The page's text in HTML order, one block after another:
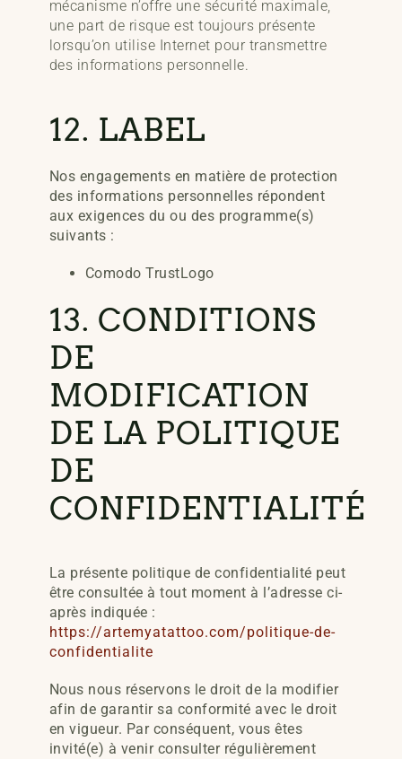
mécanisme n’offre une sécurité maximale,
une part de risque est toujours présente
lorsqu’on utilise Internet pour transmettre
des informations personnelle.
12. LABEL
Nos engagements en matière de protection
des informations personnelles répondent
aux exigences du ou des programme(s)
suivants :
Comodo TrustLogo
13. CONDITIONS
DE
MODIFICATION
DE LA POLITIQUE
DE
CONFIDENTIALITÉ
La présente politique de confidentialité peut
être consultée à tout moment à l’adresse ci-
après indiquée :
https://artemyatattoo.com/politique-de-
confidentialite
Nous nous réservons le droit de la modifier
afin de garantir sa conformité avec le droit
en vigueur. Par conséquent, vous êtes
invité(e) à venir consulter régulièrement